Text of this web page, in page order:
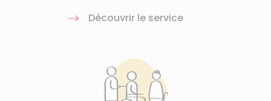
Découvrir le service